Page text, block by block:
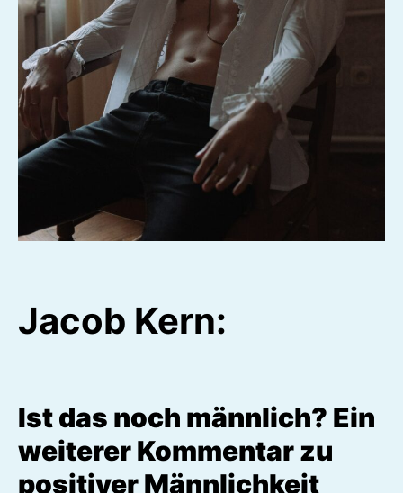
Jacob Kern:
Ist das noch männlich? Ein
weiterer Kommentar zu
positiver Männlichkeit